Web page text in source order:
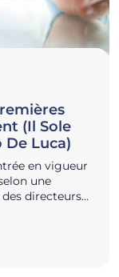
(Il Sole
De Luca)
en vigueur
une
des directeurs…